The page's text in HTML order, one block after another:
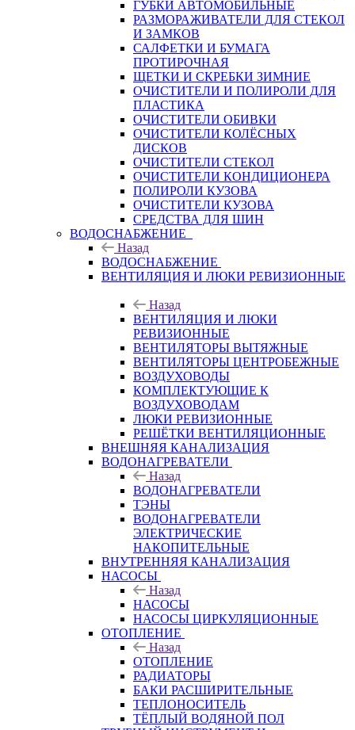
ГУБКИ АВТОМОБИЛЬНЫЕ
РАЗМОРАЖИВАТЕЛИ ДЛЯ СТЕКОЛ
И ЗАМКОВ
САЛФЕТКИ И БУМАГА
ПРОТИРОЧНАЯ
ЩЕТКИ И СКРЕБКИ ЗИМНИЕ
ОЧИСТИТЕЛИ И ПОЛИРОЛИ ДЛЯ
ПЛАСТИКА
ОЧИСТИТЕЛИ ОБИВКИ
ОЧИСТИТЕЛИ КОЛЁСНЫХ
ДИСКОВ
ОЧИСТИТЕЛИ СТЕКОЛ
ОЧИСТИТЕЛИ КОНДИЦИОНЕРА
ПОЛИРОЛИ КУЗОВА
ОЧИСТИТЕЛИ КУЗОВА
СРЕДСТВА ДЛЯ ШИН
ВОДОСНАБЖЕНИЕ
Назад
ВОДОСНАБЖЕНИЕ
ВЕНТИЛЯЦИЯ И ЛЮКИ РЕВИЗИОННЫЕ
Назад
ВЕНТИЛЯЦИЯ И ЛЮКИ
РЕВИЗИОННЫЕ
ВЕНТИЛЯТОРЫ ВЫТЯЖНЫЕ
ВЕНТИЛЯТОРЫ ЦЕНТРОБЕЖНЫЕ
ВОЗДУХОВОДЫ
КОМПЛЕКТУЮЩИЕ К
ВОЗДУХОВОДАМ
ЛЮКИ РЕВИЗИОННЫЕ
РЕШЁТКИ ВЕНТИЛЯЦИОННЫЕ
ВНЕШНЯЯ КАНАЛИЗАЦИЯ
ВОДОНАГРЕВАТЕЛИ
Назад
ВОДОНАГРЕВАТЕЛИ
ТЭНЫ
ВОДОНАГРЕВАТЕЛИ
ЭЛЕКТРИЧЕСКИЕ
НАКОПИТЕЛЬНЫЕ
ВНУТРЕННЯЯ КАНАЛИЗАЦИЯ
НАСОСЫ
Назад
НАСОСЫ
НАСОСЫ ЦИРКУЛЯЦИОННЫЕ
ОТОПЛЕНИЕ
Назад
ОТОПЛЕНИЕ
РАДИАТОРЫ
БАКИ РАСШИРИТЕЛЬНЫЕ
ТЕПЛОНОСИТЕЛЬ
ТЁПЛЫЙ ВОДЯНОЙ ПОЛ